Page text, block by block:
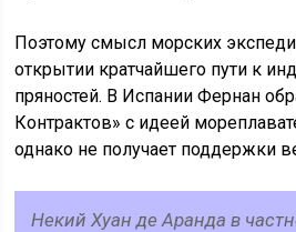
Поэтому смысл морских
открытии кратчайшего пути к
пряностей. В Испании Фернан
Контрактов» с идеей
однако не получает поддержки
Некий Хуан де Аранда в